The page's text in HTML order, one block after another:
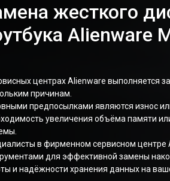
жесткого
Alienware
центрах Alienware выполняется
причинам.
предпосылками являются износ
увеличения объёма памяти
в фирменном сервисном
для эффективной замены
и надёжности хранения данных на